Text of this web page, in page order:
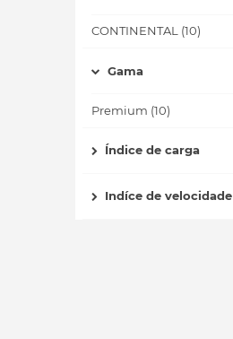
CONTINENTAL (10)
Gama
Premium (10)
Índice de carga
Indíce de velocidade